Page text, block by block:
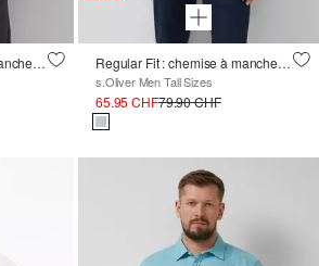
Regular Fit : chemise à manches longues à motifs avec col Kent Regular Fit : chemise à manches longues en lin mélangé avec rayures
s.Oliver Men Tall Sizes
65.95 CHF79.90 CHF